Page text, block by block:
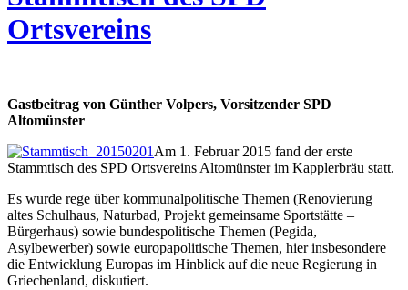
Ortsvereins
Gastbeitrag von Günther Volpers, Vorsitzender SPD
Altomünster
Am 1. Februar 2015 fand der erste
Stammtisch des SPD Ortsvereins Altomünster im Kapplerbräu statt.
Es wurde rege über kommunalpolitische Themen (Renovierung
altes Schulhaus, Naturbad, Projekt gemeinsame Sportstätte –
Bürgerhaus) sowie bundespolitische Themen (Pegida,
Asylbewerber) sowie europapolitische Themen, hier insbesondere
die Entwicklung Europas im Hinblick auf die neue Regierung in
Griechenland, diskutiert.